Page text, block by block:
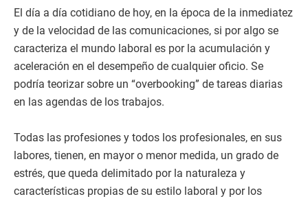
El día a día cotidiano de hoy, en la época de la inmediatez
y de la velocidad de las comunicaciones, si por algo se
caracteriza el mundo laboral es por la acumulación y
aceleración en el desempeño de cualquier oficio. Se
podría teorizar sobre un “overbooking” de tareas diarias
en las agendas de los trabajos.
Todas las profesiones y todos los profesionales, en sus
labores, tienen, en mayor o menor medida, un grado de
estrés, que queda delimitado por la naturaleza y
características propias de su estilo laboral y por los